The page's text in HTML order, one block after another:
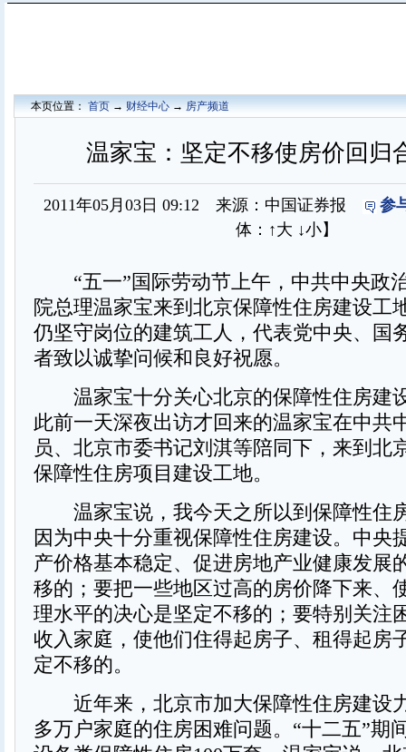
本页位置：首页→财经中心→房产频道
温家宝：坚定不移使房价回归
2011年05月03日 09:12 来源：中国证券报
参
体： ↑大 ↓小】
“五一”国际劳动节上午，中共中央政
院总理温家宝来到北京保障性住房建设工
仍坚守岗位的建筑工人，代表党中央、国
者致以诚挚问候和良好祝愿。
温家宝十分关心北京的保障性住房建
此前一天深夜出访才回来的温家宝在中共
员、北京市委书记刘淇等陪同下，来到北
保障性住房项目建设工地。
温家宝说，我今天之所以到保障性住
因为中央十分重视保障性住房建设。中央
产价格基本稳定、促进房地产业健康发展
移的；要把一些地区过高的房价降下来、
理水平的决心是坚定不移的；要特别关注
收入家庭，使他们住得起房子、租得起房
定不移的。
近年来，北京市加大保障性住房建设
多万户家庭的住房困难问题。“十二五”期